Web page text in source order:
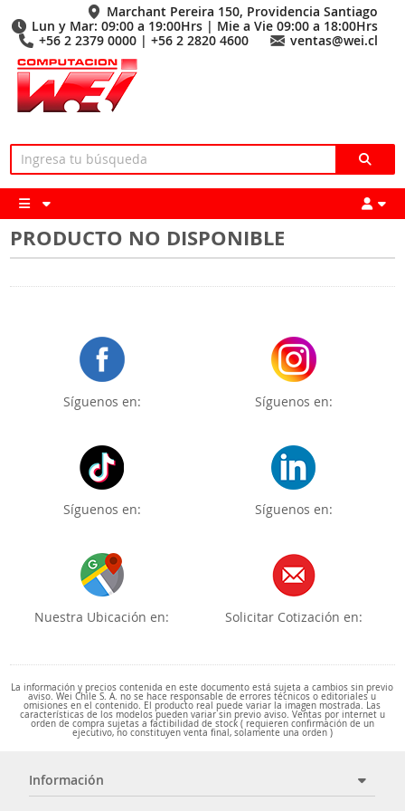
Marchant Pereira 150, Providencia Santiago
Lun y Mar: 09:00 a 19:00Hrs | Mie a Vie 09:00 a 18:00Hrs
+56 2 2379 0000 | +56 2 2820 4600
ventas@wei.cl
PRODUCTO NO DISPONIBLE
Síguenos en: Síguenos en:
Síguenos en: Síguenos en:
Nuestra Ubicación en: Solicitar Cotización en:
La información y precios contenida en este documento está sujeta a cambios sin previo
aviso. Wei Chile S. A. no se hace responsable de errores técnicos o editoriales u
omisiones en el contenido. El producto real puede variar la imagen mostrada. Las
características de los modelos pueden variar sin previo aviso. Ventas por internet u
orden de compra sujetas a factibilidad de stock ( requieren confirmación de un
ejecutivo, no constituyen venta final, solamente una orden )
Información